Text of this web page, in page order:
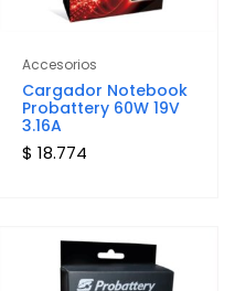
Accesorios
Cargador Notebook
Probattery 60W 19V
3.16A
$ 18.774